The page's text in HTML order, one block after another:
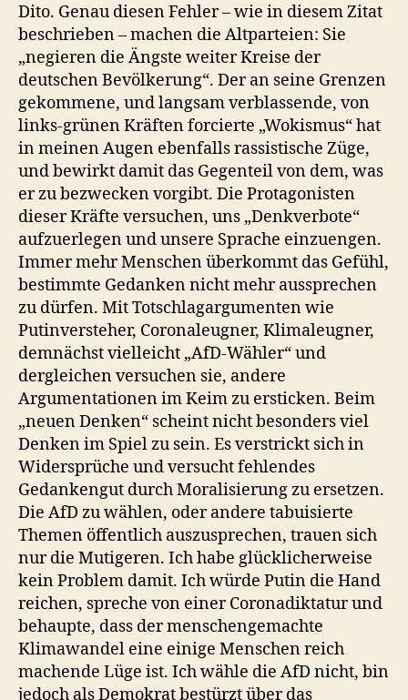
Dito. Genau diesen Fehler – wie in diesem Zitat
beschrieben – machen die Altparteien: Sie
„negieren die Ängste weiter Kreise der
deutschen Bevölkerung“. Der an seine Grenzen
gekommene, und langsam verblassende, von
links-grünen Kräften forcierte „Wokismus“ hat
in meinen Augen ebenfalls rassistische Züge,
und bewirkt damit das Gegenteil von dem, was
er zu bezwecken vorgibt. Die Protagonisten
dieser Kräfte versuchen, uns „Denkverbote“
aufzuerlegen und unsere Sprache einzuengen.
Immer mehr Menschen überkommt das Gefühl,
bestimmte Gedanken nicht mehr aussprechen
zu dürfen. Mit Totschlagargumenten wie
Putinversteher, Coronaleugner, Klimaleugner,
demnächst vielleicht „AfD-Wähler“ und
dergleichen versuchen sie, andere
Argumentationen im Keim zu ersticken. Beim
„neuen Denken“ scheint nicht besonders viel
Denken im Spiel zu sein. Es verstrickt sich in
Widersprüche und versucht fehlendes
Gedankengut durch Moralisierung zu ersetzen.
Die AfD zu wählen, oder andere tabuisierte
Themen öffentlich auszusprechen, trauen sich
nur die Mutigeren. Ich habe glücklicherweise
kein Problem damit. Ich würde Putin die Hand
reichen, spreche von einer Coronadiktatur und
behaupte, dass der menschengemachte
Klimawandel eine einige Menschen reich
machende Lüge ist. Ich wähle die AfD nicht, bin
jedoch als Demokrat bestürzt über das